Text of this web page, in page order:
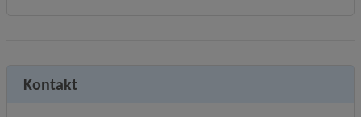
Kontakt